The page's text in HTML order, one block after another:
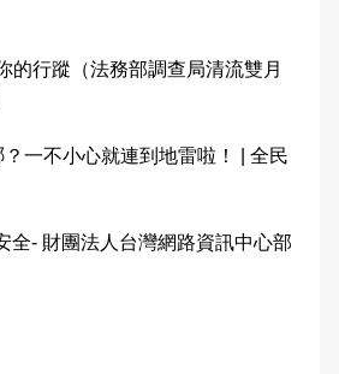
的行蹤（法務部調查局清流雙月
一不小心就連到地雷啦！ | 全民
全- 財團法人台灣網路資訊中心部